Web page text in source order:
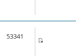
53341